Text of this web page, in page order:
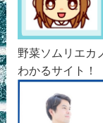
野菜ソムリエカ
わかるサイト！